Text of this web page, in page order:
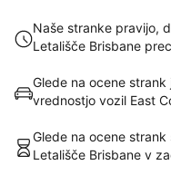
Naše stranke pravijo,
Letališče Brisbane
Glede na ocene
vrednostjo vozil East
Glede na ocene strank
Letališče Brisbane v